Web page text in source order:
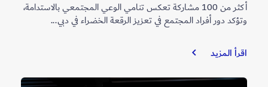
أكثر من 100 مشاركة تعكس تنامي الوعي المجتمعي بالاستدامة،
وتؤكد دور أفراد المجتمع في تعزيز الرقعة الخضراء في دبي...
اقرأ المزيد
بلدية
تكرّم